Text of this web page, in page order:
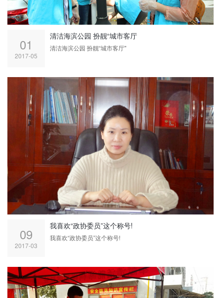
01
2017-05
清洁海滨公园 扮靓“城市客厅
清洁海滨公园 扮靓“城市客厅"
09
2017-03
我喜欢“政协委员”这个称号!
我喜欢“政协委员”这个称号!